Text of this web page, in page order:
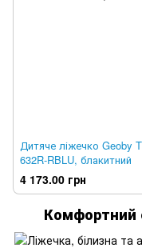
Дитяче ліжечко Geoby
632R-RBLU, блакитний
4 173.00 грн
Комфортний